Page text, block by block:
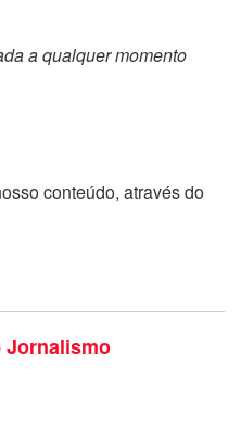
a qualquer momento
conteúdo, através do
Jornalismo